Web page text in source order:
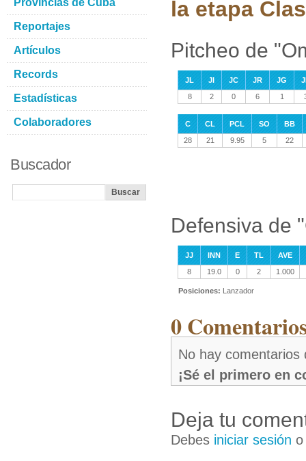
la etapa
Pitcheo de
JL JI JC JR JG
8
2 0 6 1
C CL PCL SO
BB
28
21 9.95 5 22
Defensiva de
JJ INN E TL
AVE
8
19.0 0 2 1.000
Posiciones: Lanzador
0
No hay comentarios
¡Sé el primero en
Deja tu
Debes iniciar sesión
Provincias de Cuba
Reportajes
Artículos
Records
Estadísticas
Colaboradores
Buscador